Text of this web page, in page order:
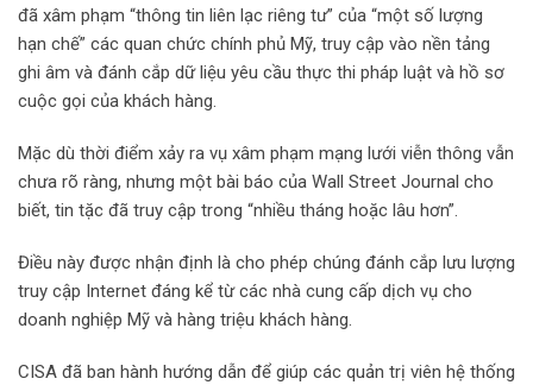
đã xâm phạm “thông tin liên lạc riêng tư” của “một số lượng
hạn chế” các quan chức chính phủ Mỹ, truy cập vào nền tảng
ghi âm và đánh cắp dữ liệu yêu cầu thực thi pháp luật và hồ sơ
cuộc gọi của khách hàng.
Mặc dù thời điểm xảy ra vụ xâm phạm mạng lưới viễn thông vẫn
chưa rõ ràng, nhưng một bài báo của Wall Street Journal cho
biết, tin tặc đã truy cập trong “nhiều tháng hoặc lâu hơn”.
Điều này được nhận định là cho phép chúng đánh cắp lưu lượng
truy cập Internet đáng kể từ các nhà cung cấp dịch vụ cho
doanh nghiệp Mỹ và hàng triệu khách hàng.
CISA đã ban hành hướng dẫn để giúp các quản trị viên hệ thống